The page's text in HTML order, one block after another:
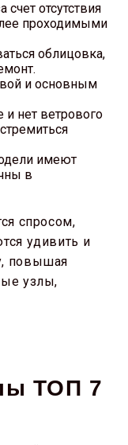
отсутствия
проходимыми
облицовка,
и основным
и нет ветрового
имеют
в
спросом,
удивить и
повышая
узлы,
ТОП 7